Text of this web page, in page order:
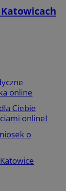
online
Ciebie
online!
o